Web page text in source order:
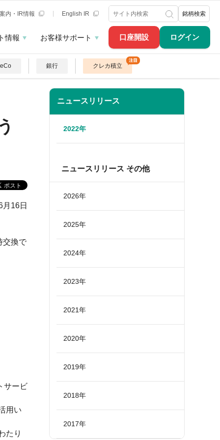
口座開設 ログイン
内・IR情報 English IR 銘柄検索
情報 お客様サポート
銀行 クレカ積立
月16日
交換で
サービ
用い
たり
ニュースリリース
2022年
ニュースリリース その他
2026年
2025年
2024年
2023年
2021年
2020年
2019年
2018年
2017年